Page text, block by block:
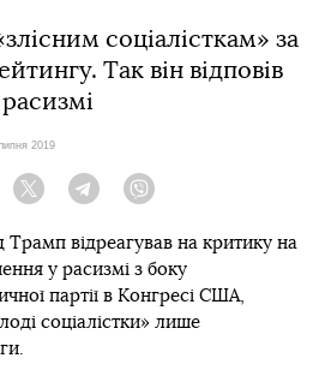
соціалісткам» за
Так він відповів
2019
Twitter TelegramViber
відреагував на критику на
у расизмі з боку
партії в Конгресі США,
соціалістки» лише